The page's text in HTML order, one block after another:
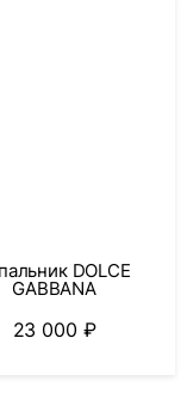
DOLCE
GABBANA
23 000 ₽